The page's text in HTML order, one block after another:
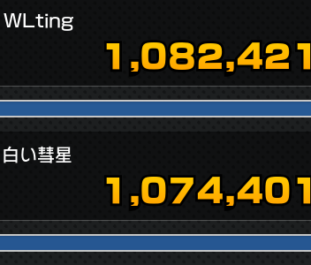
WLting
1,082,421
白い彗星
1,074,401